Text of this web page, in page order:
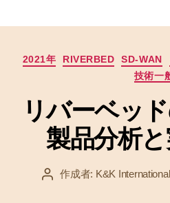
カ
テ
リ
ー
2021年 RIVERBED SD-WAN
技術一
リバーベッ
製品分析
投 作成者: K&K